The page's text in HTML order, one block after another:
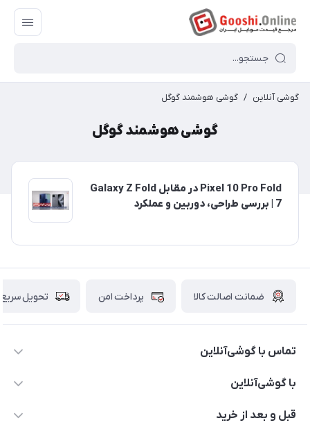
گوشی آنلاین / گوشی هوشمند گوگل
گوشی هوشمند گوگل
Pixel 10 Pro Fold در مقابل Galaxy Z Fold
7 | بررسی طراحی، دوربین و عملکرد
ضمانت اصالت کالا پرداخت امن تحویل سریع
تماس با گوشی‌آنلاین
۰۲۱91001221
با گوشی‌آنلاین
درباره ما
قبل و بعد از خرید